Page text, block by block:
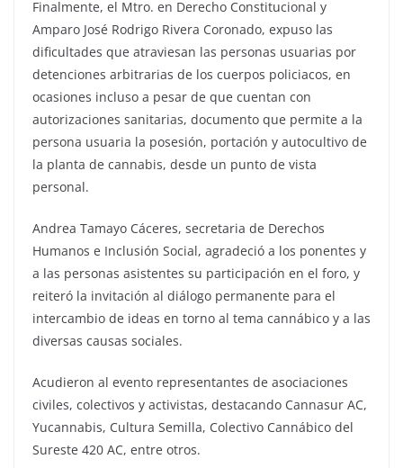
Finalmente, el Mtro. en Derecho Constitucional y
Amparo José Rodrigo Rivera Coronado, expuso las
dificultades que atraviesan las personas usuarias por
detenciones arbitrarias de los cuerpos policiacos, en
ocasiones incluso a pesar de que cuentan con
autorizaciones sanitarias, documento que permite a la
persona usuaria la posesión, portación y autocultivo de
la planta de cannabis, desde un punto de vista
personal.
Andrea Tamayo Cáceres, secretaria de Derechos
Humanos e Inclusión Social, agradeció a los ponentes y
a las personas asistentes su participación en el foro, y
reiteró la invitación al diálogo permanente para el
intercambio de ideas en torno al tema cannábico y a las
diversas causas sociales.
Acudieron al evento representantes de asociaciones
civiles, colectivos y activistas, destacando Cannasur AC,
Yucannabis, Cultura Semilla, Colectivo Cannábico del
Sureste 420 AC, entre otros.